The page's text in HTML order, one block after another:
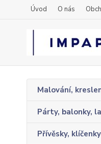
Úvod O nás
Malování,
Párty, balonky,
Přívěsky, klíčenky